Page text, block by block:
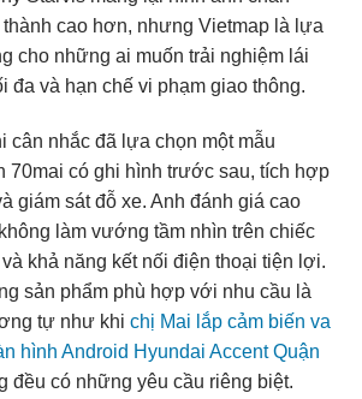
cao hơn, nhưng Vietmap là lựa
cho những ai muốn trải nghiệm lái
đa và hạn chế vi phạm giao thông.
cân nhắc đã lựa chọn một mẫu
70mai có ghi hình trước sau, tích hợp
giám sát đỗ xe. Anh đánh giá cao
làm vướng tầm nhìn trên chiếc
khả năng kết nối điện thoại tiện lợi.
sản phẩm phù hợp với nhu cầu là
tự như khi chị Mai lắp cảm biến va
hình Android Hyundai Accent Quận
đều có những yêu cầu riêng biệt.